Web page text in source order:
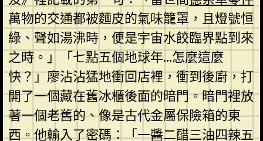
萬物的交通都被麵皮的氣味籠罩，且燈號恒
綠、聲如湯沸時，便是宇宙水餃臨界點到來
之時。」「七點五個地球年…怎麼這麼
快？」廖沾沾猛地衝回店裡，衝到後廚，打
開了一個藏在舊冰櫃後面的暗門。暗門裡放
著一個老舊的、像是古代金屬保險箱的東
西。他輸入了密碼：「一醬二醋三油四辣五